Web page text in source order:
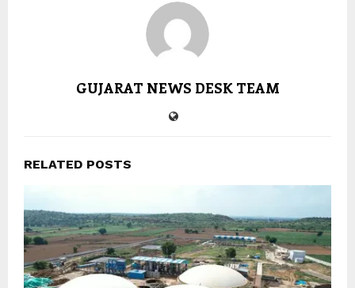
GUJARAT NEWS DESK TEAM
RELATED POSTS